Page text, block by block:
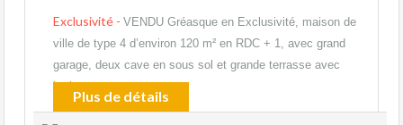
Exclusivité - VENDU Gréasque en Exclusivité, maison de
ville de type 4 d’environ 120 m² en RDC + 1, avec grand
garage, deux cave en sous sol et grande terrasse avec
barbecue,…
Plus de détails